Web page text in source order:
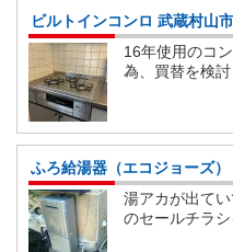
ビルトインコンロ 武蔵村山
16年使用のコ
為、買替を検討
ふろ給湯器（エコジョーズ
湯アカが出て
のセールチラシ